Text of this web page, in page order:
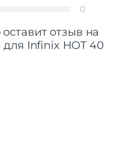
0
отзыв на
для Infinix HOT 40